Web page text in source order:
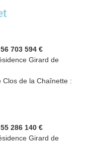
56 703 594 €
Girard de
Clos de la Chaînette :
55 286 140 €
Girard de